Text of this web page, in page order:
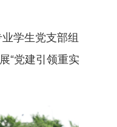
学生党支部组
“党建引领重实